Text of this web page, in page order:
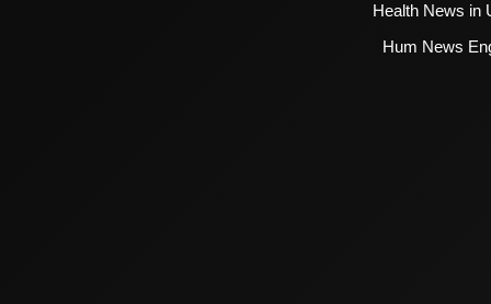
Health News in
Hum News